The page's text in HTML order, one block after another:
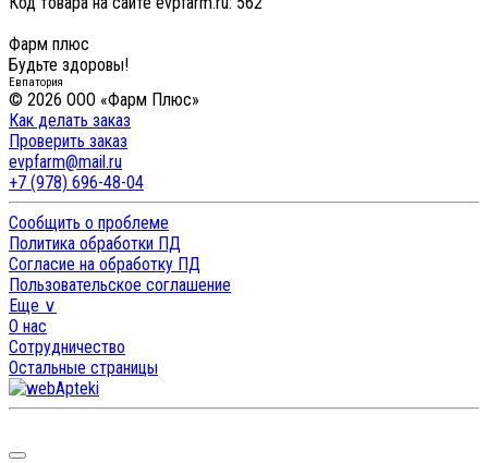
Фарм плюс
Будьте здоровы!
Евпатория
© 2026 ООО «Фарм Плюс»
Как делать заказ
Проверить заказ
evpfarm@mail.ru
+7 (978) 696-48-04
Сообщить о проблеме
Политика обработки ПД
Согласие на обработку ПД
Пользовательское соглашение
Еще ∨
О нас
Сотрудничество
Остальные страницы